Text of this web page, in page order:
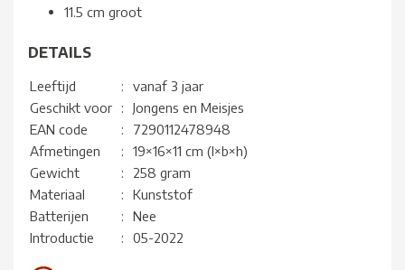
11.5 cm groot
DETAILS
Leeftijd :
vanaf 3 jaar
Geschikt voor
:
Jongens en Meisjes
EAN code
:
7290112478948
Afmetingen
:
19×16×11 cm (l×b×h)
Gewicht
:
258 gram
Materiaal
:
Kunststof
Batterijen
:
Nee
Introductie
: 05-2022